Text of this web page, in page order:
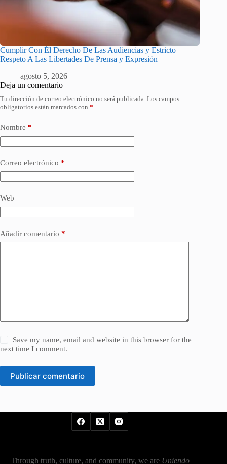
Cumplir Con Él Derecho De Las Audiencias y Estricto
Respeto A Las Libertades De Prensa y Expresión
agosto 5, 2026
Deja un comentario
Tu dirección de correo electrónico no será publicada. Los campos
obligatorios están marcados con *
Nombre *
Correo electrónico *
Web
Añadir comentario *
Save my name, email and website in this browser for the
next time I comment.
Publicar comentario
Through truth, culture, and community, we are Uniendo